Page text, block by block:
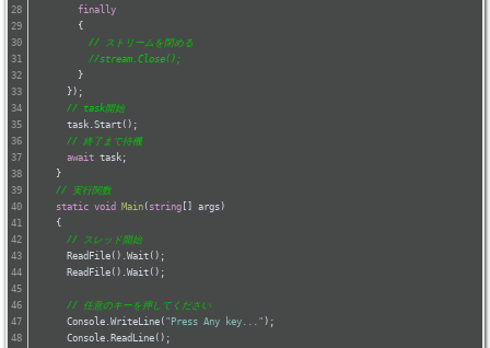
finally
        {
// ストリームを閉める
//stream.Close();
        }
      });
// task開始
      task.Start();
// 終了まで待機
await task;
    }
// 実行関数
static void Main ( string [] args)
    {
// スレッド開始
      ReadFile().Wait();
      ReadFile().Wait();
// 任意のキーを押してください
      Console.WriteLine(
"Press Any key..." );
      Console.ReadLine();